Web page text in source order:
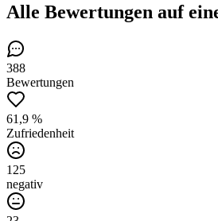
Alle Bewertungen auf
388
Bewertungen
61,9 %
Zufriedenheit
125
negativ